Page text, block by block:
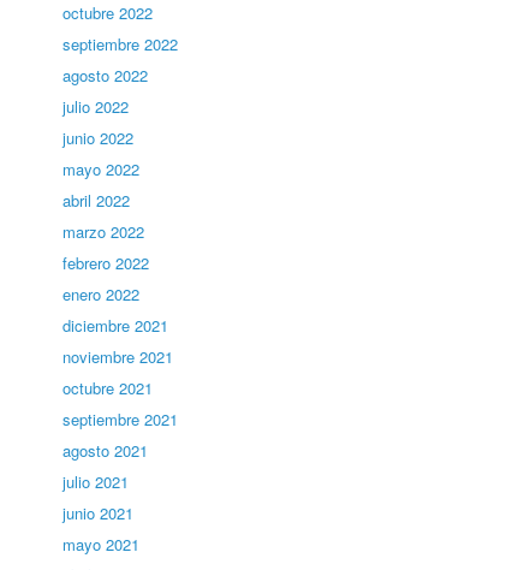
octubre 2022
septiembre 2022
agosto 2022
julio 2022
junio 2022
mayo 2022
abril 2022
marzo 2022
febrero 2022
enero 2022
diciembre 2021
noviembre 2021
octubre 2021
septiembre 2021
agosto 2021
julio 2021
junio 2021
mayo 2021